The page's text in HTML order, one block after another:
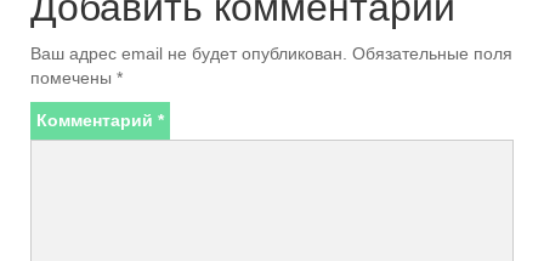
Ваш адрес email не будет опубликован. Обязательные поля
помечены *
Комментарий *